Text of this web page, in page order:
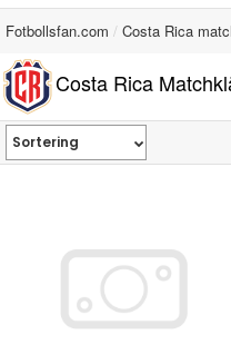
Fotbollsfan.com Costa Rica
Costa Rica